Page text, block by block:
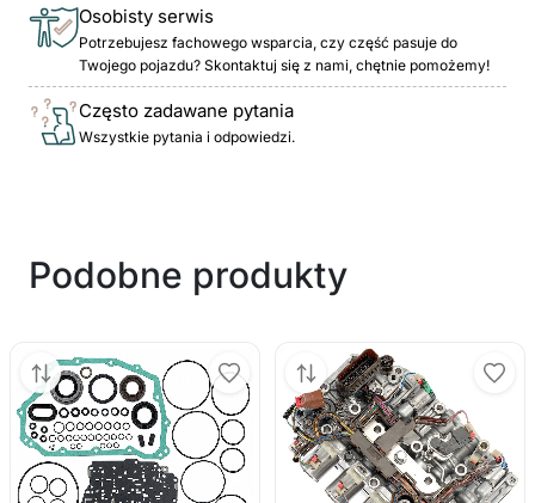
Osobisty serwis
Potrzebujesz fachowego wsparcia, czy część pasuje do
Twojego pojazdu? Skontaktuj się z nami, chętnie pomożemy!
Często zadawane pytania
Wszystkie pytania i odpowiedzi.
Podobne produkty